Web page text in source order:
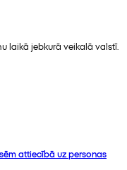
laikā jebkurā veikalā valstī.
attiecībā uz personas